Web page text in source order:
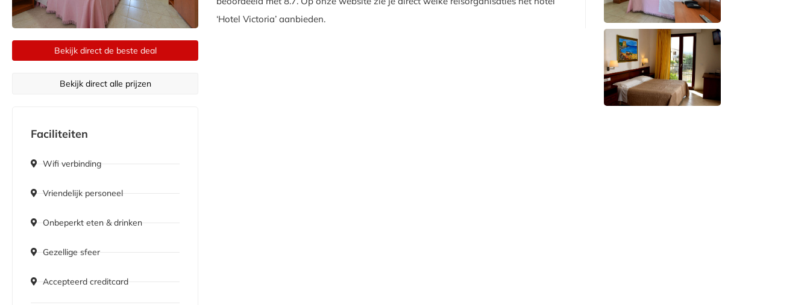
Bekijk direct de beste deal
Bekijk direct alle prijzen
Faciliteiten
Wifi verbinding
Vriendelijk personeel
Onbeperkt eten & drinken
Gezellige sfeer
Accepteerd creditcard
‘Hotel Victoria’ aanbieden.